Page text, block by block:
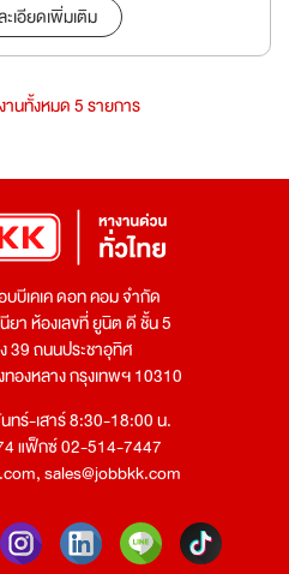
เอียดเพิ่มเติม
านทั้งหมด 5 รายการ
บีเคเค ดอท คอม จำกัด
ยา ห้องเลขที่ ยูนิต ดี ชั้น 5
39 ถนนประชาอุทิศ
ทองหลาง กรุงเทพฯ 10310
ทร์-เสาร์ 8:30-18:00 น.
แฟ็กซ์ 02-514-7447
,sales@jobbkk.com